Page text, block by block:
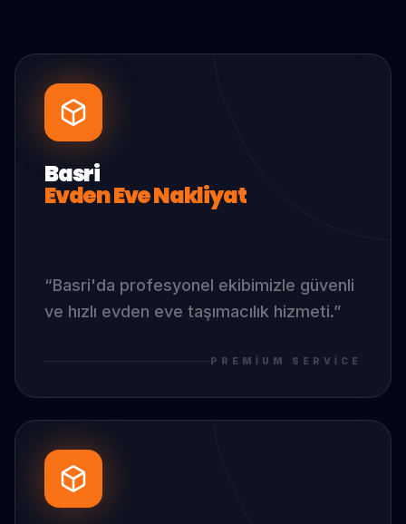
Basri
Evden Eve Nakliyat
“Basri'da profesyonel ekibimizle güvenli
ve hızlı evden eve taşımacılık hizmeti.”
PREMIUM SERVICE